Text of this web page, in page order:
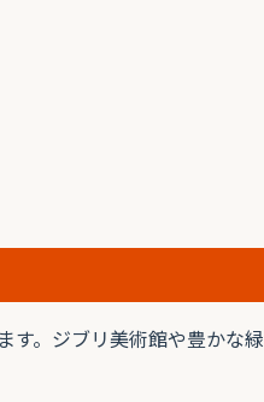
。ジブリ美術館や豊かな